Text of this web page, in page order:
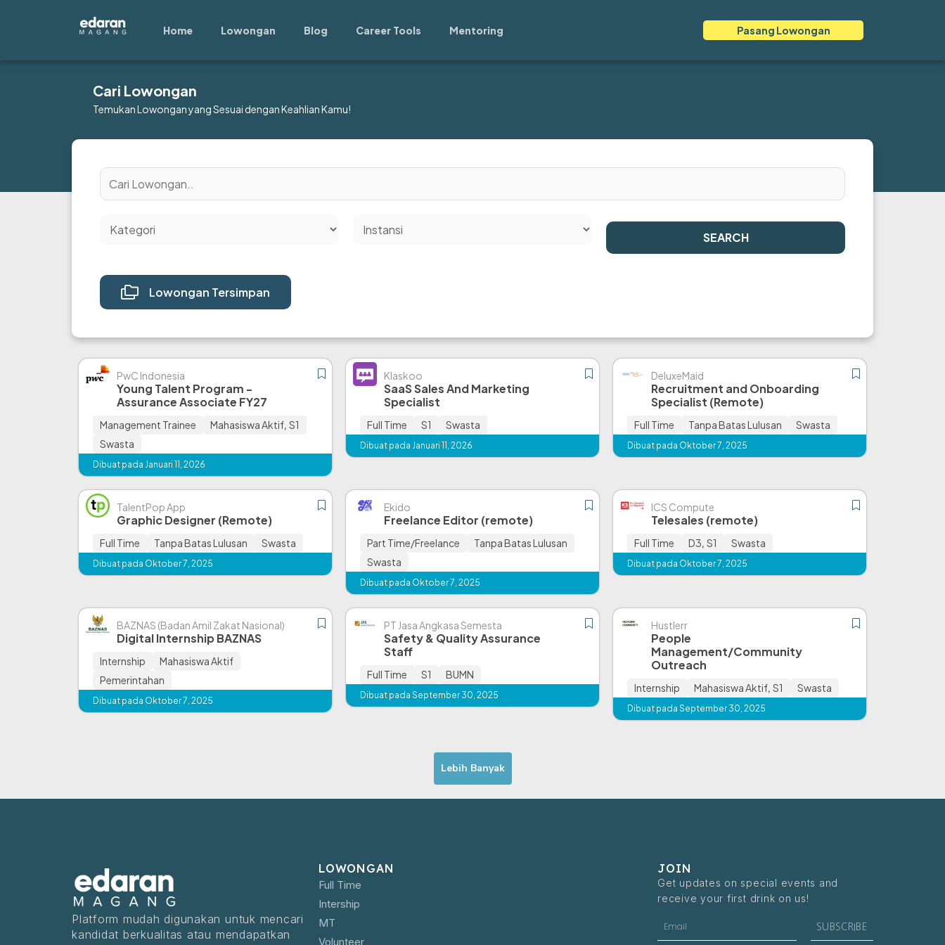
Home Lowongan Blog Career Tools Mentoring Pasang Lowongan
Cari Lowongan
Temukan Lowongan yang Sesuai dengan Keahlian Kamu!
SEARCH
Lowongan Tersimpan
PwC Indonesia
Young Talent Program -
Assurance Associate FY27
Management Trainee Mahasiswa Aktif, S1
Swasta
Dibuat pada Januari 11, 2026
Klaskoo
SaaS Sales And Marketing
Specialist
Full Time S1 Swasta
Dibuat pada Januari 11, 2026
DeluxeMaid
Recruitment and Onboarding
Specialist (Remote)
Full Time Tanpa Batas Lulusan Swasta
Dibuat pada Oktober 7, 2025
TalentPop App
Graphic Designer (Remote)
Full Time Tanpa Batas Lulusan Swasta
Dibuat pada Oktober 7, 2025
Ekido
Freelance Editor (remote)
Part Time/Freelance
Tanpa Batas Lulusan
Swasta
Dibuat pada Oktober 7, 2025
ICS Compute
Telesales (remote)
Full Time D3, S1 Swasta
Dibuat pada Oktober 7, 2025
BAZNAS (Badan Amil Zakat Nasional)
Digital Internship BAZNAS
Internship
Mahasiswa Aktif
Pemerintahan
Dibuat pada Oktober 7, 2025
PT Jasa Angkasa Semesta
Safety & Quality Assurance
Staff
Full Time S1 BUMN
Dibuat pada September 30, 2025
Hustlerr
People
Management/Community
Outreach
Internship Mahasiswa Aktif, S1 Swasta
Dibuat pada September 30, 2025
Lebih Banyak
Platform mudah digunakan untuk mencari
kandidat berkualitas atau mendapatkan
LOWONGAN
Full Time
Intership
MT
Volunteer
JOIN
Get updates on special events and
receive your first drink on us!
Email SUBSCRIBE